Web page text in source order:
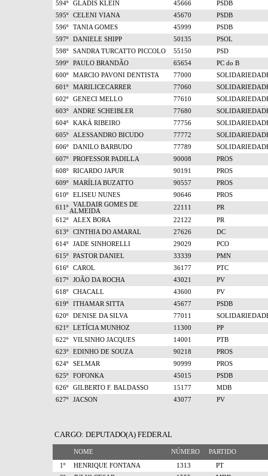
594º
GLÁDIS KLEIN 45666
PSDB
595º
CELENI VIANA 45670
PSDB
596º
TANIA GOMES 45999
PSDB
597º
DANIELE SHIPP 50135
PSOL
598º
SANDRA TURCATTO PICCOLO 55150
PSD
599º
PAULO BRANDÃO 65654
PC do B
600º
MARCIO PAVONI DENTISTA 77000
601º
MARILICECARRER 77060
602º
GENECI MELLO 77610
603º
ANDRE SCHEIBLER 77680
604º
KAKÁ RIBEIRO 77756
605º
ALESSANDRO BICUDO 77772
606º
DANILO BARBUDO 77789
607º
PROFESSOR PADILLA 90008
PROS
608º
RICARDO JAPUR 90191
PROS
609º
MARÍLIA BUZATTO 90557
PROS
610º
ELISEU NUNES 90646
PROS
611º
VALDAIR GOMES DE
ALMEIDA
22111
PR
612º
ALEX BORA 22122
PR
613º
CINTHIA DO AMARAL 27626
DC
614º
JADE SINHORELLI 29029
PCO
615º
PASTOR DANIEL 33339
PMN
616º
CAROL 36177
PTC
617º
JOÃO DA ROCHA 43021
PV
618º
CHACALL 43600
PV
619º
ITHAMAR SITTA 45677
PSDB
620º
DENISE DA SILVA 77011
621º
LETÍCIA MUNHOZ 11300
PP
622º
VILSINHO JACQUES 14001
PTB
623º
EDINHO DE SOUZA 90218
PROS
624º
SELMAR 90999
PROS
625º
FOFONKA 45015
PSDB
626º
GILBERTO F. BALDASSO 15177
MDB
627º
JACSON 43077 PV
CARGO: DEPUTADO(A) FEDERAL
NOME NÚMERO PARTIDO
1º HENRIQUE FONTANA 1313
PT